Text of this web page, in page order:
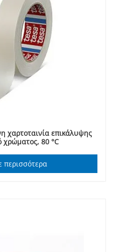
χαρτοταινία επικάλυψης
χρώματος, 80 °C
περισσότερα